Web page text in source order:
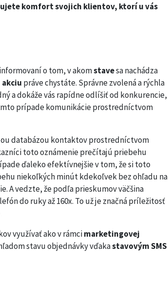
komfort svojich klientov, ktorí u vás
o tom, v akomstavesa nachádza
práve chystáte. Správne zvolená a rýchla
a dokáže vás rapídne odlíšiť od konkurencie,
prípade komunikácie prostredníctvom
databázou kontaktov prostredníctvom
toto oznámenie prečítajú priebehu
ďaleko efektívnejšie v tom, že si toto
niekoľkých minút kdekoľvek bez ohľadu na
A vedzte, že podľa prieskumov väčšina
do ruky až 160x. To už je značná príležitosť
využívať ako v rámcimarketingovej
stavu objednávky vďakastavovým SMS